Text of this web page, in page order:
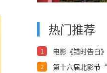
热门推荐
1
电影《错时告白
2
第十六届北影节